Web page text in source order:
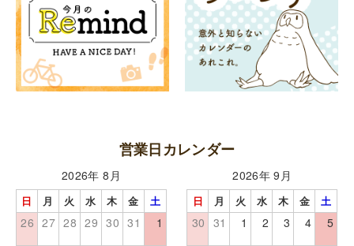
営業日カレンダー
2026年 8月
日 月 火 水 木 金 土
26 27 28 29 30 31 1
2026年 9月
日 月 火 水 木 金 土
30 31 1 2 3 4 5